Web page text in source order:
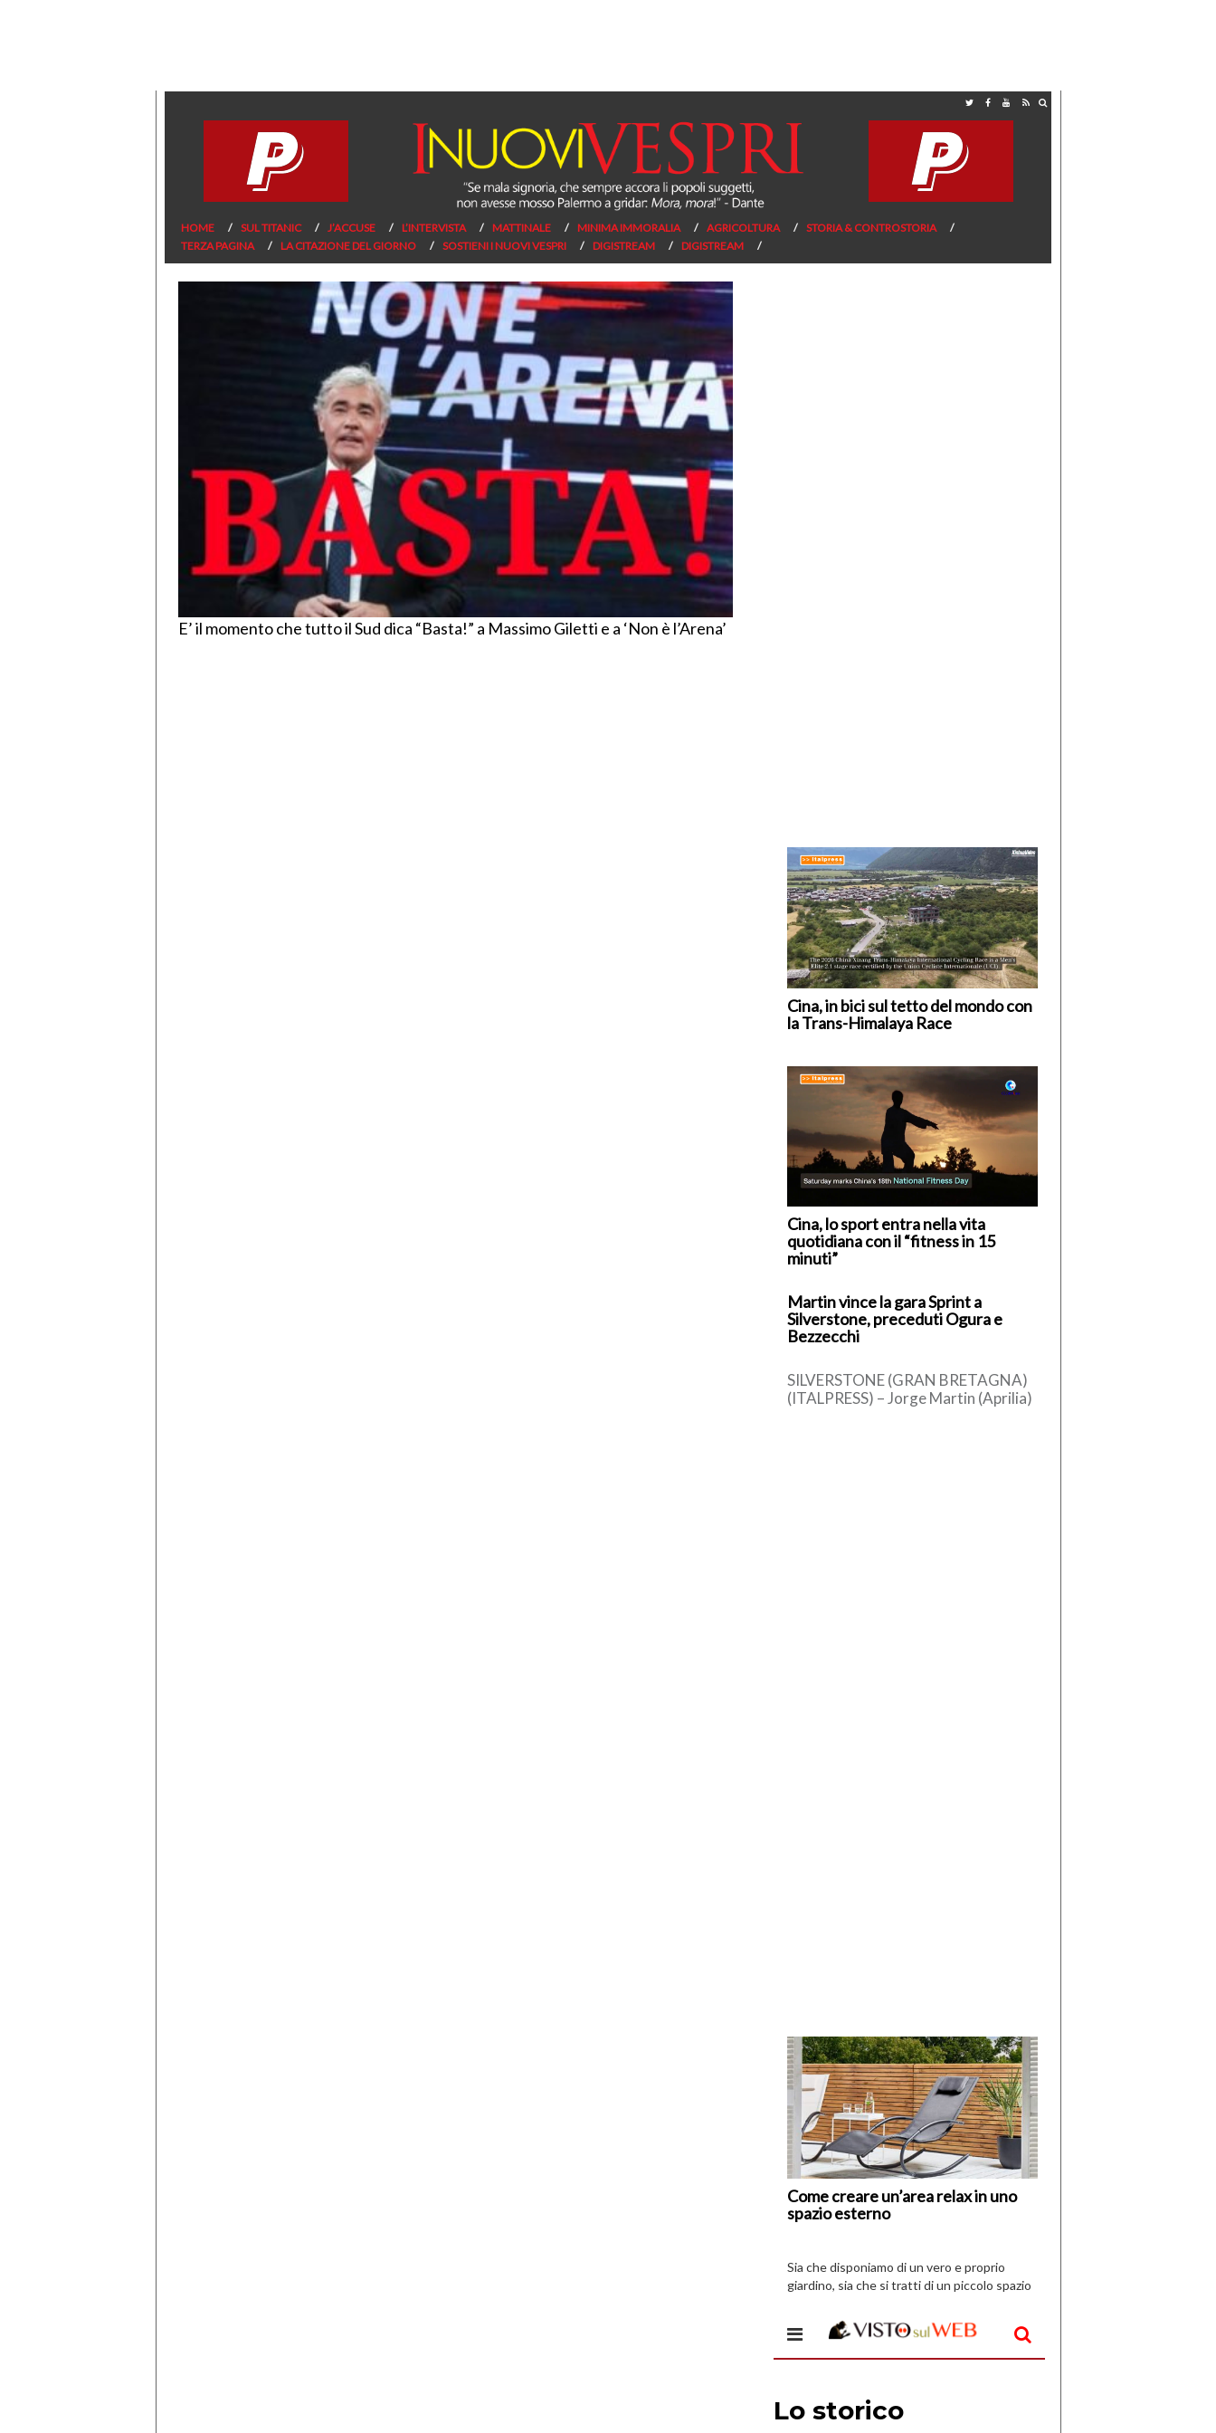
HOME SUL TITANIC J’ACCUSE L’INTERVISTA MATTINALE MINIMA IMMORALIA AGRICOLTURA
STORIA & CONTROSTORIA
TERZA PAGINA
LA CITAZIONE DEL GIORNO SOSTIENI I NUOVI VESPRI DIGISTREAM DIGISTREAM
E’ il momento che tutto il Sud dica “Basta!” a Massimo Giletti e a ‘Non è l’Arena’
Cina, in bici sul tetto del mondo con
la Trans-Himalaya Race
Cina, lo sport entra nella vita
quotidiana con il “fitness in 15
minuti”
Martin vince la gara Sprint a
Silverstone, preceduti Ogura e
Bezzecchi
SILVERSTONE (GRAN BRETAGNA)
(ITALPRESS) – Jorge Martin (Aprilia)
Come creare un’area relax in uno
spazio esterno
di
I
Vespri
Sia che disponiamo di un vero e proprio
giardino, sia che si tratti di un piccolo spazio